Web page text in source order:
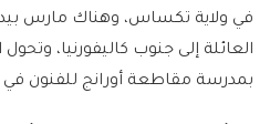
في ولاية تكساس، وهناك مارس
العائلة إلى جنوب كاليفورنيا،
بمدرسة مقاطعة أورانج للفنون في